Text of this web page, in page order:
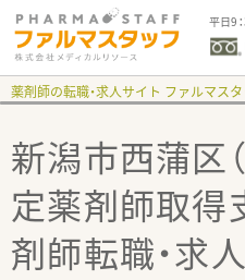
平日9
薬剤師の転職・求人サイト ファルマス
新潟市西蒲区
定薬剤師取得
剤師転職・求